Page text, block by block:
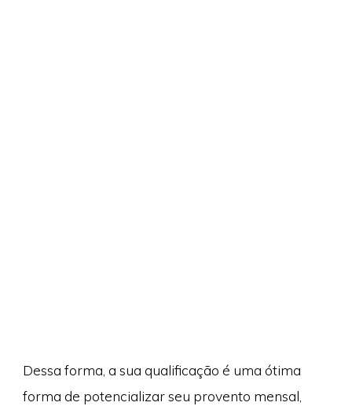
Dessa forma, a sua qualificação é uma ótima
forma de potencializar seu provento mensal,